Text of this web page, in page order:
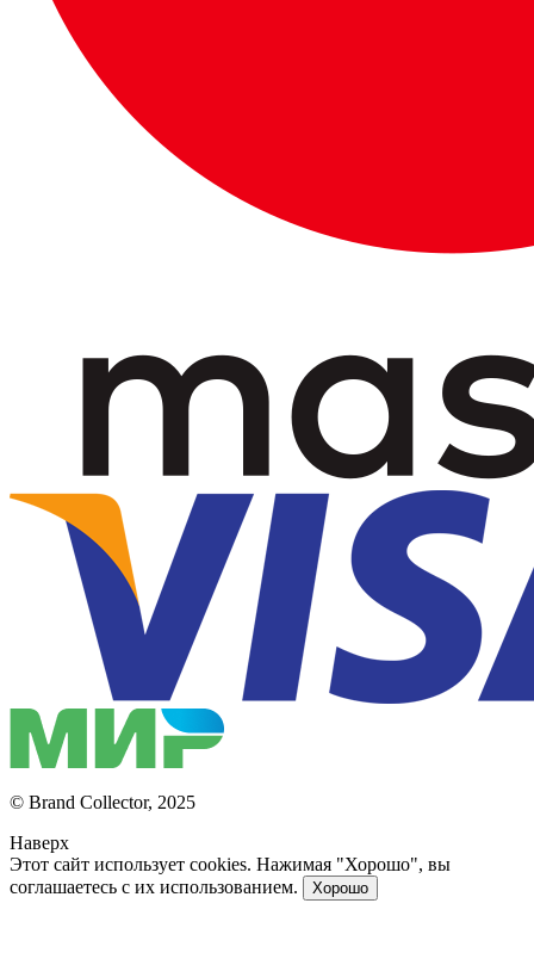
© Brand Collector, 2025
Наверх
Этот сайт использует cookies. Нажимая "Хорошо", вы
соглашаетесь с их использованием.
Хорошо